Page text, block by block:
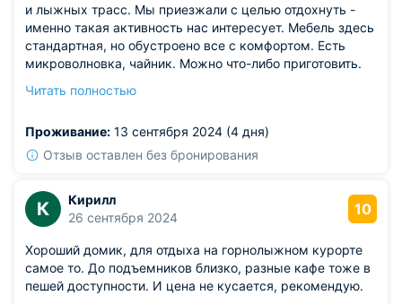
и лыжных трасс. Мы приезжали с целью отдохнуть -
именно такая активность нас интересует. Мебель здесь
стандартная, но обустроено все с комфортом. Есть
микроволновка, чайник. Можно что-либо приготовить.
близости. Есть даже отдельный мини-дом для большой
стандартном номере.
Читать полностью
Проживание: 13 сентября 2024 (4 дня)
Отзыв оставлен без бронирования
К
Кирилл
26 сентября 2024
10
Хороший домик, для отдыха на горнолыжном курорте
самое то. До подъемников близко, разные кафе тоже в
пешей доступности. И цена не кусается, рекомендую.